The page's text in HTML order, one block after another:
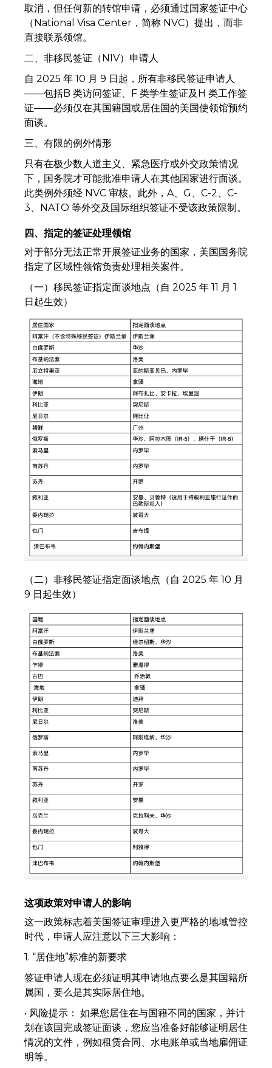
取消，但任何新的转馆申请，必须通过国家签证中心
（National Visa Center，简称 NVC）提出，而非
直接联系领馆。
二、非移民签证（NIV）申请人
自 2025 年 10 月 9 日起，所有非移民签证申请人
——包括B 类访问签证、F 类学生签证及H 类工作签
证——必须仅在其国籍国或居住国的美国使领馆预约
面谈。
三、有限的例外情形
只有在极少数人道主义、紧急医疗或外交政策情况
下，国务院才可能批准申请人在其他国家进行面谈。
此类例外须经 NVC 审核。此外，A、G、C-2、C-
3、NATO 等外交及国际组织签证不受该政策限制。
四、指定的签证处理领馆
对于部分无法正常开展签证业务的国家，美国国务院
指定了区域性领馆负责处理相关案件。
（一）移民签证指定面谈地点（自 2025 年 11 月 1
日起生效）
（二）非移民签证指定面谈地点（自 2025 年 10 月
9 日起生效）
这项政策对申请人的影响
这一政策标志着美国签证审理进入更严格的地域管控
时代，申请人应注意以下三大影响：
1. “居住地”标准的新要求
签证申请人现在必须证明其申请地点要么是其国籍所
属国，要么是其实际居住地。
• 风险提示： 如果您居住在与国籍不同的国家，并计
划在该国完成签证面谈，您应当准备好能够证明居住
情况的文件，例如租赁合同、水电账单或当地雇佣证
明等。